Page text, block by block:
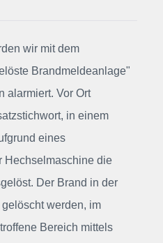
wir mit dem
Brandmeldeanlage"
alarmiert. Vor Ort
in einem
eines
Hechselmaschine die
Der Brand in der
werden, im
Bereich mittels